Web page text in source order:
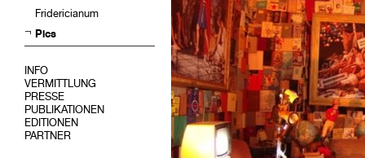
Fridericianum
Pics
INFO
VERMITTLUNG
PRESSE
PUBLIKATIONEN
EDITIONEN
PARTNER